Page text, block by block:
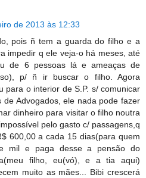
de 2013 às 12:33
pois ñ tem a guarda do filho e a
impedir q ele veja-o há meses, até
de 6 pessoas lá e ameaças de
p/ ñ ir buscar o filho. Agora
para o interior de S.P. s/ comunicar
de Advogados, ele nada pode fazer
dinheiro para visitar o filho noutra
pelo gasto c/ passagens,q
600,00 a cada 15 dias(para quem
mil e paga desse a pensão do
filho, eu(vó), e a tia aqui)
muito as mães... Bibi crescerá